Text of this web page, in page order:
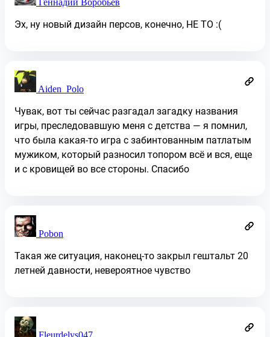
Геннадий Воробьев
Эх, ну новый дизайн персов, конечно, НЕ ТО :(
Aiden_Polo
Чувак, вот ты сейчас разгадал загадку названия
игры, преследовавшую меня с детства — я помнил,
что была какая-то игра с забинтованным патлатым
мужиком, который разносил топором всё и вся, еще
и с кровищей во все стороны. Спасибо
Pobon
Такая же ситуация, наконец-то закрыл гештальт 20
летней давности, невероятное чувство